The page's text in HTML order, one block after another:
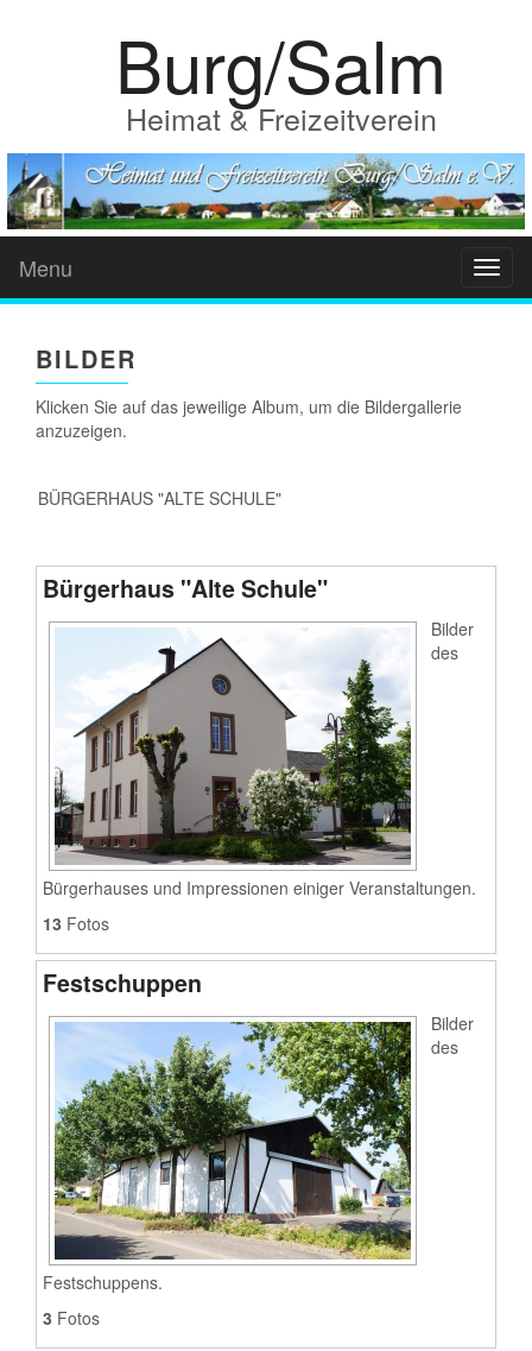
Burg/Salm
Heimat & Freizeitverein
Menu
BILDER
Klicken Sie auf das jeweilige Album, um die Bildergallerie
anzuzeigen.
BÜRGERHAUS "ALTE SCHULE"
Bürgerhaus "Alte Schule"
Bilder
des
Bürgerhauses und Impressionen einiger Veranstaltungen.
13 Fotos
Festschuppen
Bilder
des
Festschuppens.
3 Fotos